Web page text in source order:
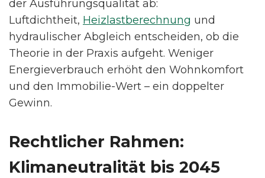
der Ausführungsqualität ab:
Luftdichtheit, Heizlastberechnung und
hydraulischer Abgleich entscheiden, ob die
Theorie in der Praxis aufgeht. Weniger
Energieverbrauch erhöht den Wohnkomfort
und den Immobilie-Wert – ein doppelter
Gewinn.
Rechtlicher Rahmen:
Klimaneutralität bis 2045